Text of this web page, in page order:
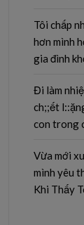
Tôi chấp
hơn mình
gia đình
Đi làm
ch;;ết
con trong
Vừa mới
mình yêu
Khi Thấy